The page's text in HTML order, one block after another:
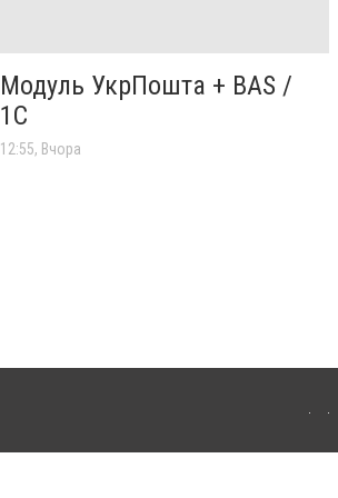
Модуль УкрПошта + BAS /
1C
12:55, Вчора